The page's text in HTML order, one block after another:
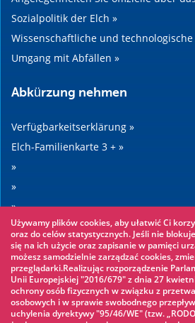
Sozialpolitik der Elch »
Wissenschaftliche und technologische
Umgang mit Abfällen »
Abkürzung nehmen
Verfügbarkeitserklärung »
Elch-Familienkarte 3 + »
»
»
»
»
Sehenswertes
Seilpark »
Wasserpark »
Używamy plików cookies, aby ułatwić Ci
oraz do celów statystycznych. Jeśli nie
się na ich użycie oraz zapisanie w pamięci
możesz samodzielnie zarządzać cookies,
przeglądarki.Realizując rozporządzenie
Unii Europejskiej "2016/679" z dnia 27
ochrony osób fizycznych w związku z
osobowych i w sprawie swobodnego
uchylenia dyrektywy "95/46/WE" (tzw.